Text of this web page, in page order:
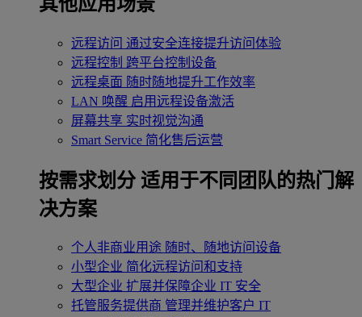
远程访问 通过安全连接提升访问体验
远程控制 跨平台控制设备
远程桌面 随时随地提升工作效率
LAN 唤醒 启用远程设备激活
屏幕共享 实时视觉沟通
Smart Service 简化售后运营
按需求划分 适用于不同团队的热门解
决方案
个人非商业用途 随时、随地访问设备
小型企业 简化远程访问和支持
大型企业 扩展并保障企业 IT 安全
托管服务提供商 管理并维护客户 IT